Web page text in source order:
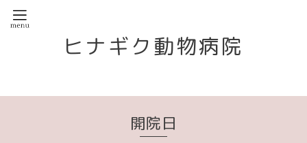
ヒナギク動物病院
開院日